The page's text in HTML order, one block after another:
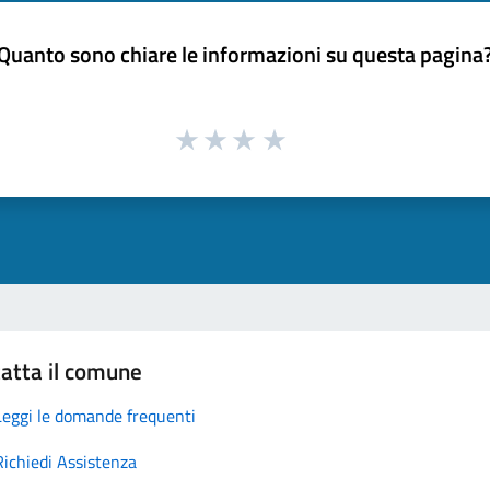
sono chiare le informazioni su questa
il comune
le domande frequenti
Assistenza